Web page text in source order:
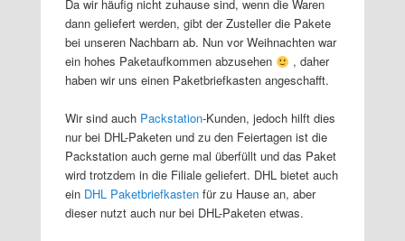
Da wir häufig nicht zuhause sind, wenn die Waren
dann geliefert werden, gibt der Zusteller die Pakete
bei unseren Nachbarn ab. Nun vor Weihnachten war
ein hohes Paketaufkommen abzusehen
, daher
haben wir uns einen Paketbriefkasten angeschafft.
Wir sind auch Packstation-Kunden, jedoch hilft dies
nur bei DHL-Paketen und zu den Feiertagen ist die
Packstation auch gerne mal überfüllt und das Paket
wird trotzdem in die Filiale geliefert. DHL bietet auch
ein DHL Paketbriefkasten für zu Hause an, aber
dieser nutzt auch nur bei DHL-Paketen etwas.